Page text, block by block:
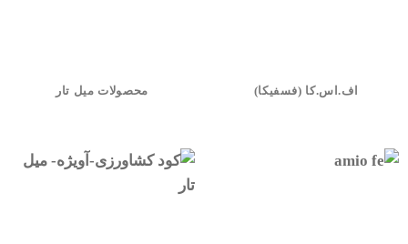
اف.اس.کا (فسفیکا) محصولات میل تار